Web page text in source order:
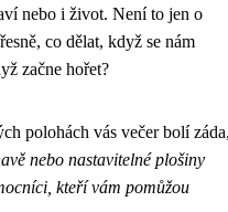
nebo i život. Není to jen o
co dělat, když se nám
začne hořet?
polohách vás večer bolí
nebo nastavitelné plošiny
kteří vám pomůžou